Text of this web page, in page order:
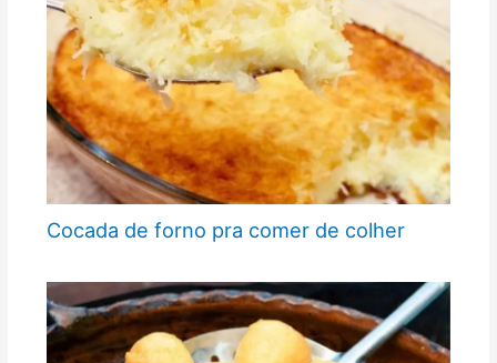
Cocada de forno pra comer de colher